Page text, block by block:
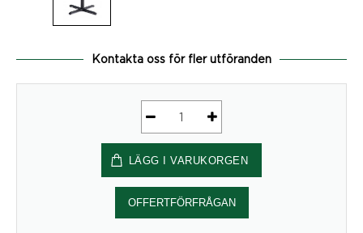
Kontakta oss för fler utföranden
Bordstativ
Durham
mängd
LÄGG I VARUKORGEN
OFFERTFÖRFRÅGAN